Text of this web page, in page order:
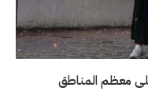
معظم المناطق